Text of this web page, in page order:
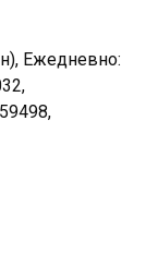
Ежедневно: